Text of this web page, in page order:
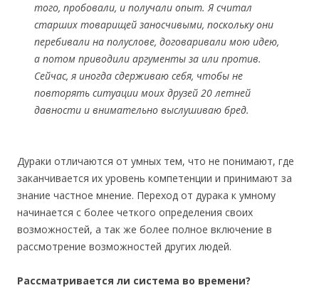
того, пробовали, и получали опыт. Я считал
старших товарищей заносчивыми, поскольку они
перебивали на полуслове, договаривали мою идею,
а потом приводили аргументы за или против.
Сейчас, я иногда сдерживаю себя, чтобы не
повторять ситуации моих друзей 20 летней
давности и внимательно выслушиваю бред.
Дураки отличаются от умных тем, что не понимают, где
заканчивается их уровень компетенции и принимают за
знание частное мнение. Переход от дурака к умному
начинается с более четкого определения своих
возможностей, а так же более полное включение в
рассмотрение возможностей других людей.
Рассматривается ли система во времени?